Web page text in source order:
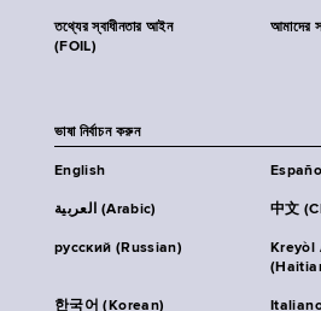
তথ্যের স্বাধীনতার আইন
(FOIL)
আমাদের
ভাষা নির্বাচন করুন
English
العربية (Arabic) 中文
русский (Russian)
Kreyòl
한국어 (Korean)